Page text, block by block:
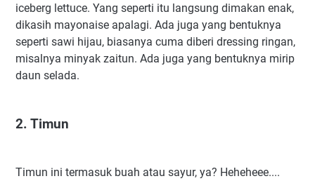
iceberg lettuce. Yang seperti itu langsung dimakan enak,
dikasih mayonaise apalagi. Ada juga yang bentuknya
seperti sawi hijau, biasanya cuma diberi dressing ringan,
misalnya minyak zaitun. Ada juga yang bentuknya mirip
daun selada.
2. Timun
Timun ini termasuk buah atau sayur, ya? Heheheee....